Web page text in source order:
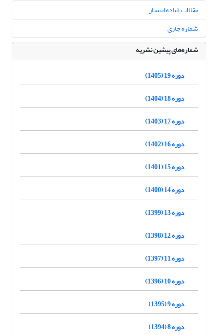
مقالات آماده انتشار
شماره جاری
شماره‌های پیشین نشریه
دوره 19 (1405)
دوره 18 (1404)
دوره 17 (1403)
دوره 16 (1402)
دوره 15 (1401)
دوره 14 (1400)
دوره 13 (1399)
دوره 12 (1398)
دوره 11 (1397)
دوره 10 (1396)
دوره 9 (1395)
دوره 8 (1394)